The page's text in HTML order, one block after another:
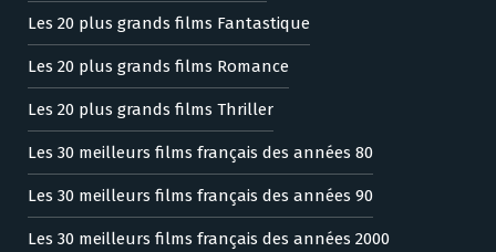
Les 20 plus grands films Fantastique
Les 20 plus grands films Romance
Les 20 plus grands films Thriller
Les 30 meilleurs films français des années 80
Les 30 meilleurs films français des années 90
Les 30 meilleurs films français des années 2000